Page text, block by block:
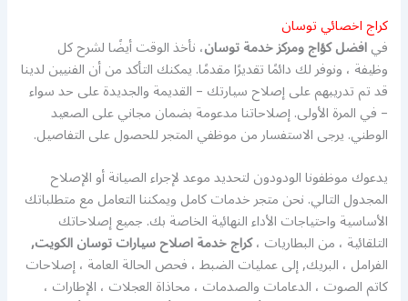
كراج اخصائي توسان
فيافضل كؤاج ومركز خدمة توسان، نأخذ الوقت أيضًا لشرح كل
وظيفة ، ونوفر لك دائمًا تقديرًا مقدمًا. يمكنك التأكد من أن الفنيين لدينا
قد تم تدريبهم على إصلاح سيارتك – القديمة والجديدة على حد سواء
– في المرة الأولى. إصلاحاتنا مدعومة بضمان مجاني على الصعيد
الوطني. يرجى الاستفسار من موظفي المتجر للحصول على التفاصيل.
يدعوك موظفونا الودودون لتحديد موعد لإجراء الصيانة أو الإصلاح
المجدول التالي. نحن متجر خدمات كامل ويمكننا التعامل مع متطلباتك
الأساسية واحتياجات الأداء النهائية الخاصة بك. جميع إصلاحاتك
التلقائية ، من البطاريات ،كراج خدمة اصلاح سيارات توسان الكويت,
الفرامل ، البريك, إلى عمليات الضبط ، فحص الحالة العامة ، إصلاحات
كاتم الصوت ، الدعامات والصدمات ، محاذاة العجلات ، الإطارات ،